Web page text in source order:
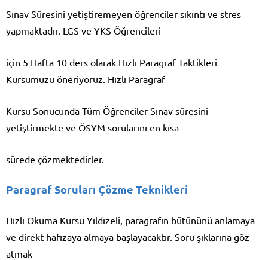
Sınav Süresini yetiştiremeyen öğrenciler sıkıntı ve stres
yapmaktadır. LGS ve YKS Öğrencileri
için 5 Hafta 10 ders olarak Hızlı Paragraf Taktikleri
Kursumuzu öneriyoruz. Hızlı Paragraf
Kursu Sonucunda Tüm Öğrenciler Sınav süresini
yetiştirmekte ve ÖSYM sorularını en kısa
sürede çözmektedirler.
Paragraf Soruları Çözme Teknikleri
Hızlı Okuma Kursu Yıldızeli, paragrafın bütününü anlamaya
ve direkt hafızaya almaya başlayacaktır. Soru şıklarına göz
atmak